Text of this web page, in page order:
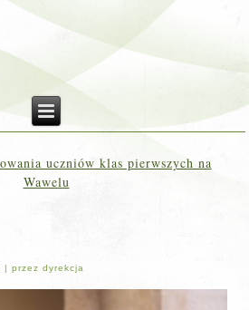
uczniów klas pierwszych na
Wawelu
|przez dyrekcja